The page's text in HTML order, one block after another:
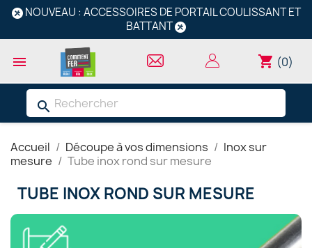
NOUVEAU : ACCESSOIRES DE PORTAIL COULISSANT ET
BATTANT
 shopping_cart (0)
search
Accueil Découpe à vos dimensions
Inox sur
mesure
Tube inox rond sur mesure
TUBE INOX ROND SUR MESURE